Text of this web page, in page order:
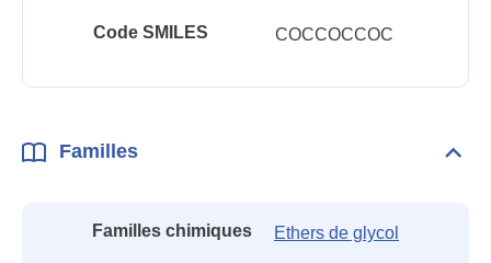
Code SMILES COCCOCCOC
Familles
Familles chimiques Ethers de glycol